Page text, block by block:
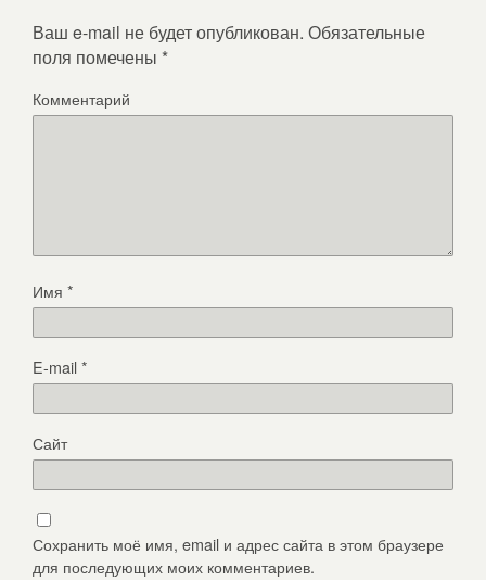
Ваш e-mail не будет опубликован. Обязательные
поля помечены *
Комментарий
Имя *
E-mail*
Сайт
Сохранить моё имя, email и адрес сайта в этом браузере
для последующих моих комментариев.